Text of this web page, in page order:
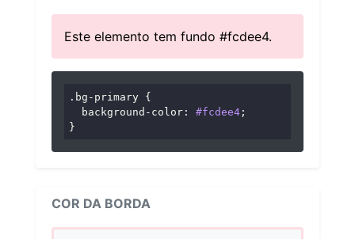
Este elemento tem fundo #fcdee4.
.bg-primary {
background-color : #fcdee4 ;
}
COR DA BORDA